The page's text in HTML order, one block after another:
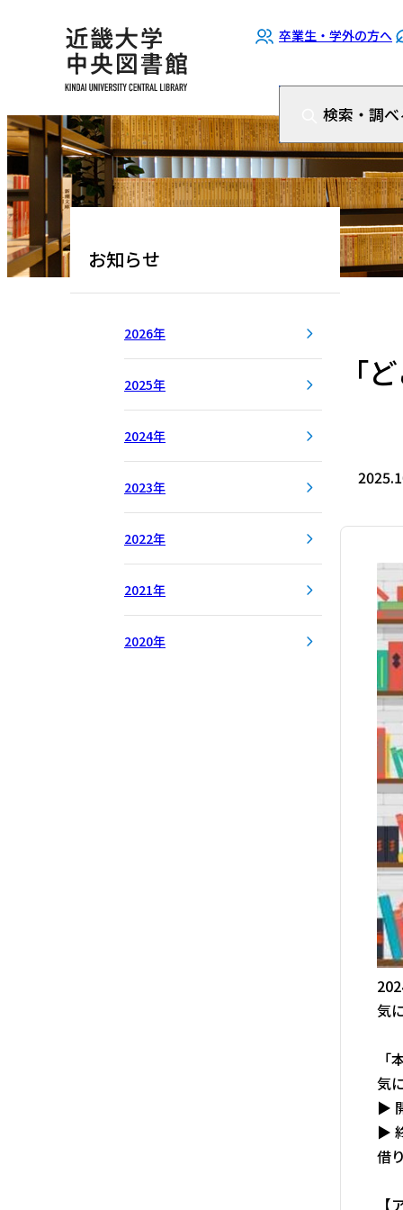
卒業生・学外の方へ
検索・調べ
お知らせ
2026年
2025年
2024年
2023年
2022年
2021年
2020年
「
気
気
▶
▶
借
【